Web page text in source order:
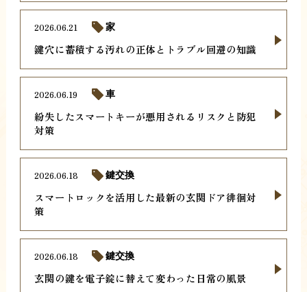
鍵穴に蓄積する汚れの正体とトラブル回避の知識
2026.06.21 家
紛失したスマートキーが悪用されるリスクと防犯
対策
2026.06.19 車
スマートロックを活用した最新の玄関ドア徘徊対
策
2026.06.18 鍵交換
玄関の鍵を電子錠に替えて変わった日常の風景
2026.06.18 鍵交換